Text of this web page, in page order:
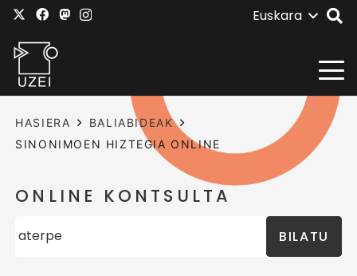
Euskara
HASIERA
BALIABIDEAK
SINONIMOEN HIZTEGIA ONLINE
ONLINE KONTSULTA
BILATU